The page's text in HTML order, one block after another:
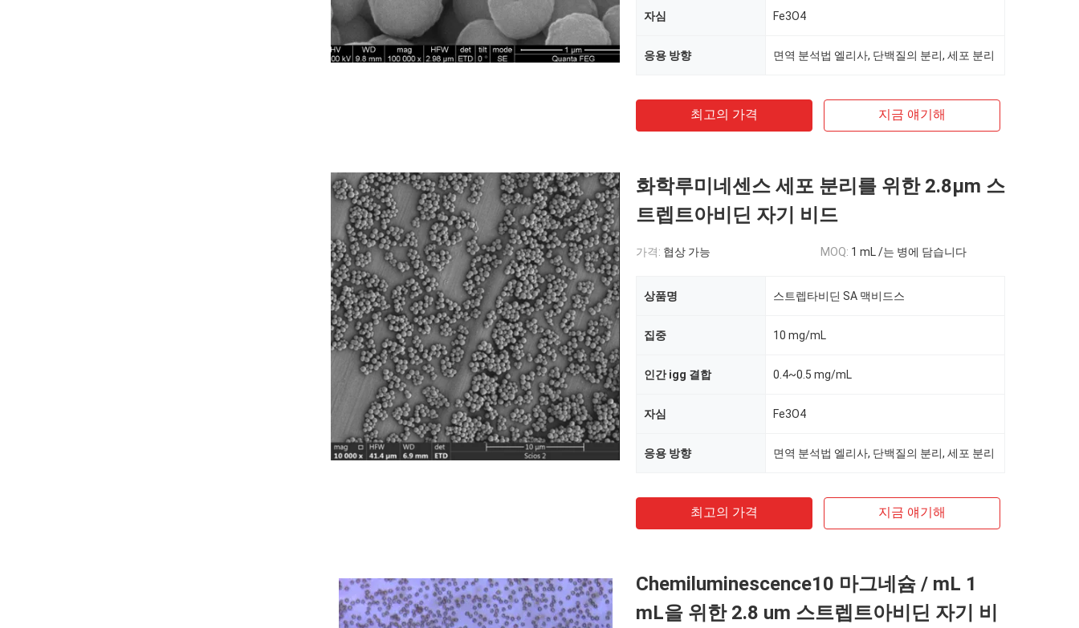
자심 Fe3O4
응용 방향 면역 분석법 엘리사, 단백질의 분리, 세포 분리
최고의 가격 지금 얘기해
화학루미네센스 세포 분리를 위한 2.8μm 스
트렙트아비딘 자기 비드
가격: 협상 가능 MOQ: 1 mL /는 병에 담습니다
상품명 스트렙타비딘 SA 맥비드스
집중 10 mg/mL
인간 igg 결합 0.4~0.5 mg/mL
자심 Fe3O4
응용 방향 면역 분석법 엘리사, 단백질의 분리, 세포 분리
최고의 가격 지금 얘기해
Chemiluminescence10 마그네슘 / mL 1
mL을 위한 2.8 um 스트렙트아비딘 자기 비